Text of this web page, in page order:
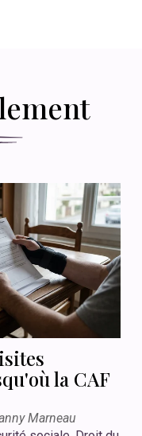
la CAF
Marneau